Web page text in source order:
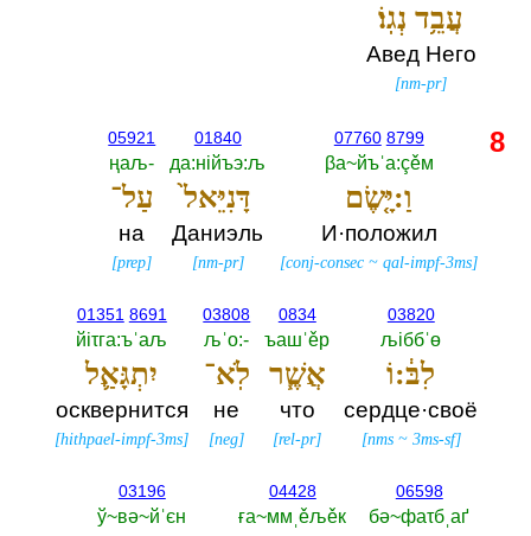
עֲבֵ֥ד נְגֽוֹ׃
Авед Него
[nm-pr]
07760 8799
βа~йъˈа:çěм
וַ:יָּ֤שֶׂם
И·положил
[conj-consec ~qal-impf-3ms]
01840
да:нiйъэ:љ
דָּנִיֵּאל֙
Даниэль
[nm-pr]
05921
ңаљ-‎
עַל־
на
[prep]
03820
љiббˈө
לִבּ֔:וֹ
сердце·своё
[nms~ 3ms-sf]
0834
ъашˈěр
אֲשֶׁ֧ר
что
[rel-pr]
03808
љˈо:-‎
לֹֽא־
не
[neg]
01351 8691
йiτга:ъˈаљ
יִתְגָּאַ֛ל
осквернится
[hithpael-impf-3ms]
06598
бә~фаτбˌаґ
04428
ға~ммˌěљěк
03196
ў~вә~йˈєн
8